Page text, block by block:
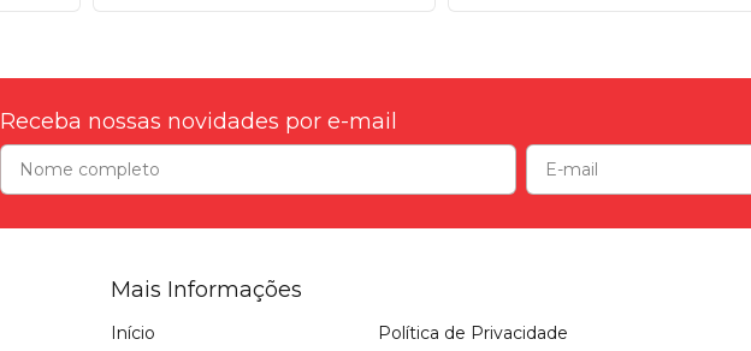
Receba nossas novidades por e-mail
Mais Informações
Início Política de Privacidade